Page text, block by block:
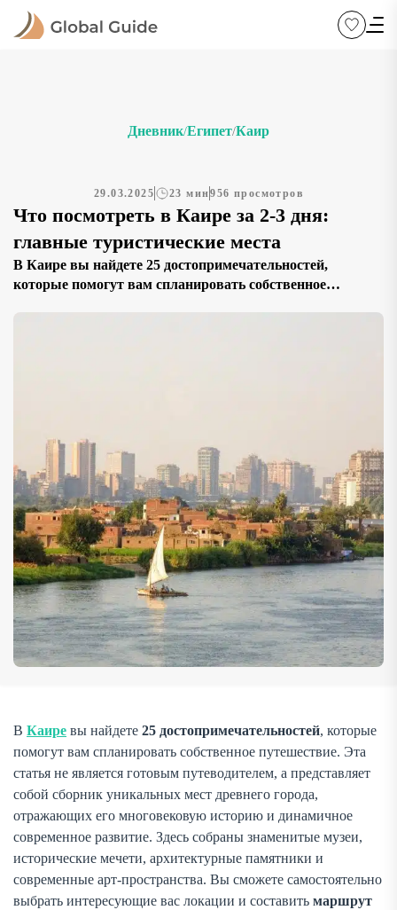
Дневник/Египет/Каир
29.03.2025 23 мин956 просмотров
Что посмотреть в Каире за 2-3 дня:
главные туристические места
В Каире вы найдете 25 достопримечательностей,
которые помогут вам спланировать собственное
самостоятельно выбрать интересующие вас локации и
составить маршрут […]
В Каире вы найдете 25 достопримечательностей, которые
помогут вам спланировать собственное путешествие. Эта
статья не является готовым путеводителем, а представляет
собой сборник уникальных мест древнего города,
отражающих его многовековую историю и динамичное
современное развитие. Здесь собраны знаменитые музеи,
исторические мечети, архитектурные памятники и
современные арт-пространства. Вы сможете самостоятельно
выбрать интересующие вас локации и составить маршрут